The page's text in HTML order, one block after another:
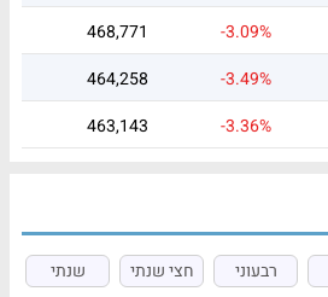
-3.09%
468,771
-3.49%
464,258
-3.36%
463,143
רבעוני חצי שנתי שנתי